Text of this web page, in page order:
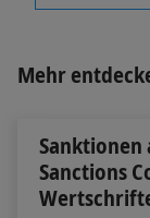
Mehr
Sanktionen
Sanctions